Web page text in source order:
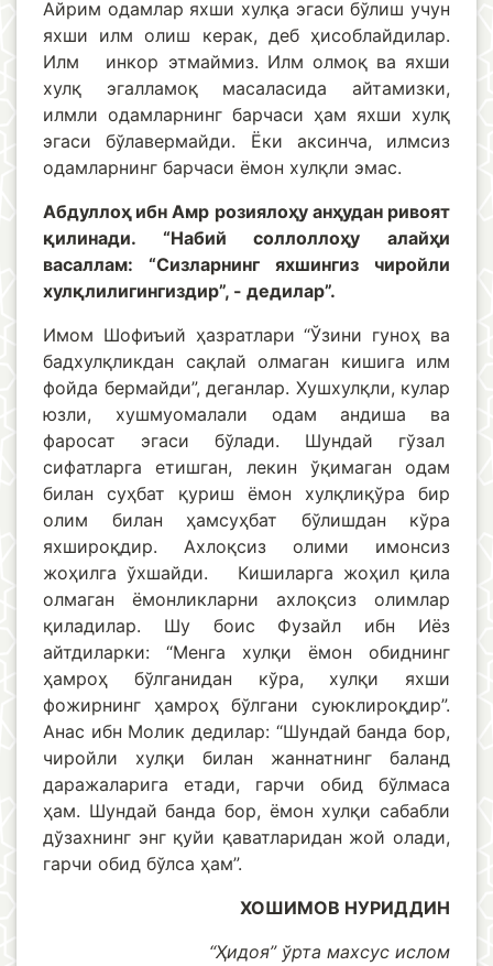
Айрим одамлар яхши хулқа эгаси бўлиш учун
яхши илм олиш керак, деб ҳисоблайдилар.
Илм инкор этмаймиз. Илм олмоқ ва яхши
хулқ эгалламоқ масаласида айтамизки,
илмли одамларнинг барчаси ҳам яхши хулқ
эгаси бўлавермайди. Ёки аксинча, илмсиз
одамларнинг барчаси ёмон хулқли эмас.
Абдуллоҳ ибн Амр розиялоҳу анҳудан ривоят
қилинади. “Набий соллоллоҳу алайҳи
васаллам: “Сизларнинг яхшингиз чиройли
хулқлилигингиздир”, - дедилар”.
Имом Шофиъий ҳазратлари “Ўзини гуноҳ ва
бадхулқликдан сақлай олмаган кишига илм
фойда бермайди”, деганлар. Хушхулқли, кулар
юзли, хушмуомалали одам андиша ва
фаросат эгаси бўлади. Шундай гўзал
сифатларга етишган, лекин ўқимаган одам
билан суҳбат қуриш ёмон хулқлиқўра бир
олим билан ҳамсуҳбат бўлишдан кўра
яхшироқдир. Ахлоқсиз олими имонсиз
жоҳилга ўхшайди. Кишиларга жоҳил қила
олмаган ёмонликларни ахлоқсиз олимлар
қиладилар. Шу боис Фузайл ибн Иёз
айтдиларки: “Менга хулқи ёмон обиднинг
ҳамроҳ бўлганидан кўра, хулқи яхши
фожирнинг ҳамроҳ бўлгани суюклироқдир”.
Анас ибн Молик дедилар: “Шундай банда бор,
чиройли хулқи билан жаннатнинг баланд
даражаларига етади, гарчи обид бўлмаса
ҳам. Шундай банда бор, ёмон хулқи сабабли
дўзахнинг энг қуйи қаватларидан жой олади,
гарчи обид бўлса ҳам”.
ХОШИМОВ НУРИДДИН
“Ҳидоя” ўрта махсус ислом